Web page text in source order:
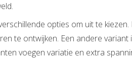
opties om uit te
te ontwijken. Een andere
voegen variatie en extra